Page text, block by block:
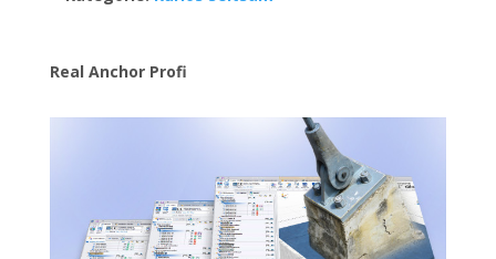
Real Anchor Profi